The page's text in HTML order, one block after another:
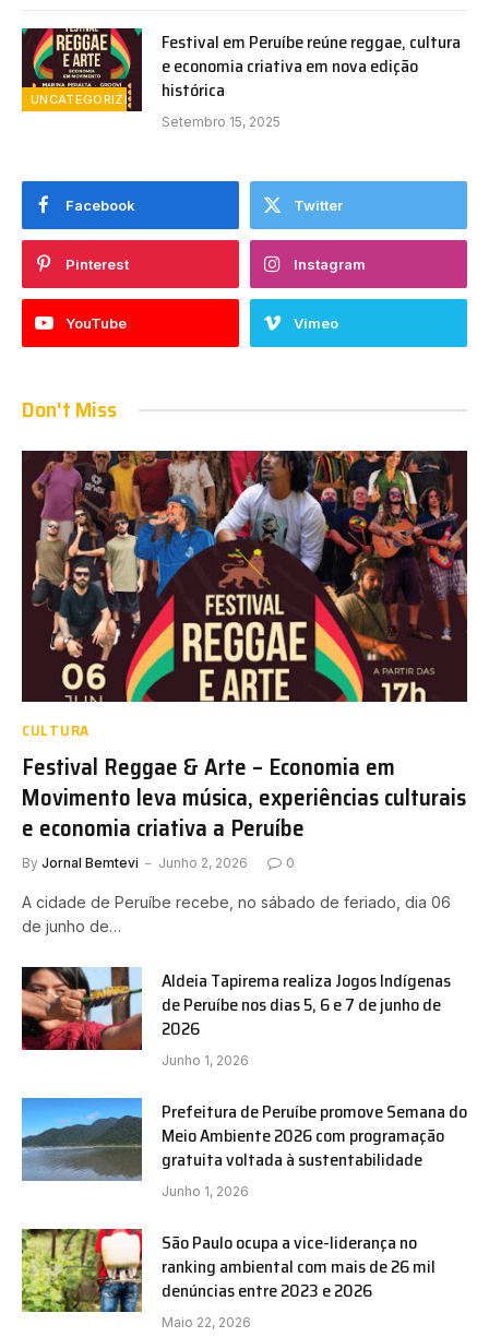
UNCATEGORIZED
Festival em Peruíbe reúne reggae, cultura
e economia criativa em nova edição
histórica
Setembro 15, 2025
Facebook Twitter
Pinterest Instagram
YouTube Vimeo
Don't Miss
CULTURA
Festival Reggae & Arte – Economia em
Movimento leva música, experiências culturais
e economia criativa a Peruíbe
By Jornal Bemtevi Junho 2, 2026 0
A cidade de Peruíbe recebe, no sábado de feriado, dia 06
de junho de…
Aldeia Tapirema realiza Jogos Indígenas
de Peruíbe nos dias 5, 6 e 7 de junho de
2026
Junho 1, 2026
Prefeitura de Peruíbe promove Semana do
Meio Ambiente 2026 com programação
gratuita voltada à sustentabilidade
Junho 1, 2026
São Paulo ocupa a vice-liderança no
ranking ambiental com mais de 26 mil
denúncias entre 2023 e 2026
Maio 22, 2026